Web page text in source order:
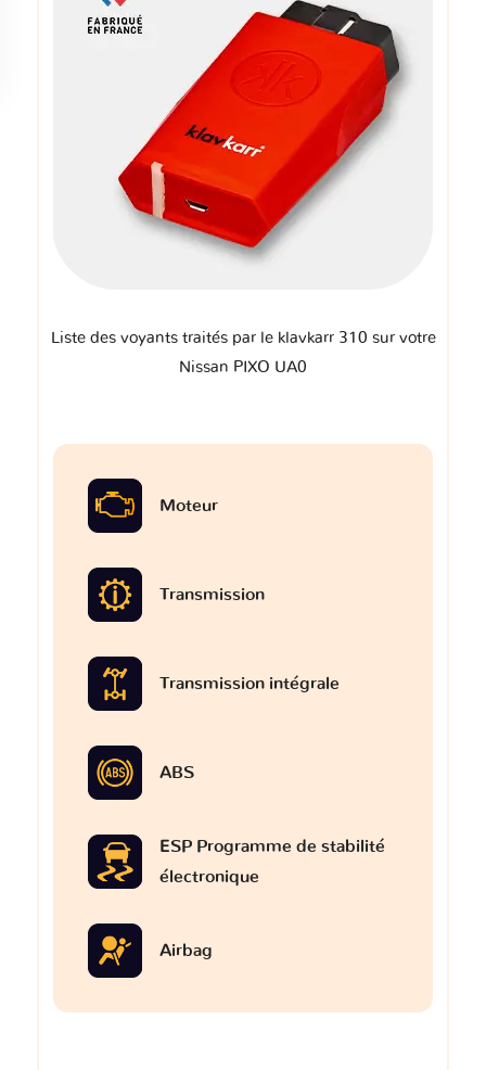
Liste des voyants traités par le klavkarr 310 sur votre
Nissan PIXO UA0
Moteur
Transmission
Transmission intégrale
ABS
ESP Programme de stabilité
électronique
Airbag